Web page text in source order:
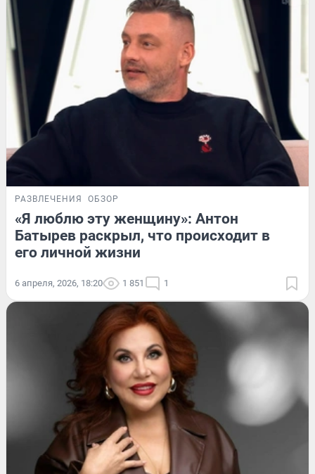
РАЗВЛЕЧЕНИЯ ОБЗОР
«Я люблю эту женщину»: Антон
Батырев раскрыл, что происходит в
его личной жизни
6 апреля, 2026, 18:20 1 851 1